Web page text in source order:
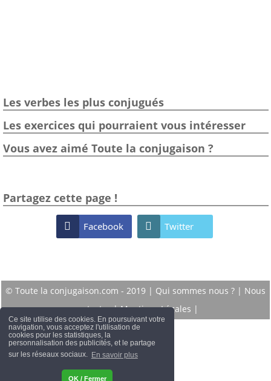
Ce site utilise des cookies. En poursuivant votre
navigation, vous acceptez l'utilisation de
cookies pour les statistiques, la
personnalisation des publicités, et le partage
sur les réseaux sociaux. En savoir plus
OK / Fermer
Les verbes les plus conjugués
Les exercices qui pourraient vous intéresser
Vous avez aimé Toute la conjugaison ?
Partagez cette page !
 Facebook  Twitter
© Toute la conjugaison.com - 2019 | Qui sommes nous ? | Nous
contacter|Mentions Légales |